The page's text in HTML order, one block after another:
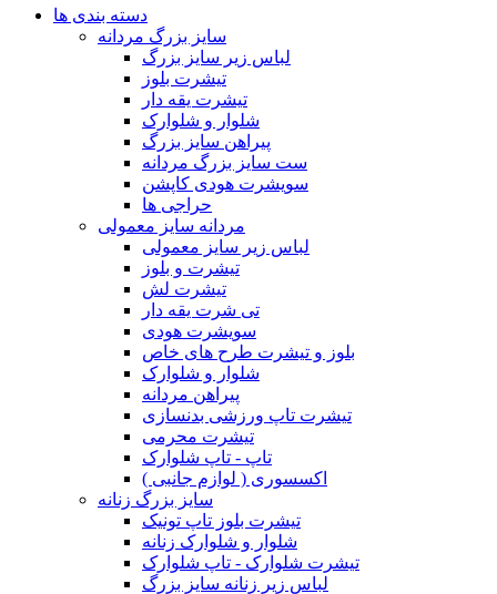
دسته بندی ها
سایز بزرگ مردانه
لباس زیر سایز بزرگ
تیشرت بلوز
تیشرت یقه دار
شلوار و شلوارک
پیراهن سایز بزرگ
ست سایز بزرگ مردانه
سویشرت هودی کاپشن
حراجی ها
مردانه سایز معمولی
لباس زیر سایز معمولی
تیشرت و بلوز
تیشرت لش
تی شرت یقه دار
سویشرت هودی
بلوز و تیشرت طرح های خاص
شلوار و شلوارک
پیراهن مردانه
تیشرت تاپ ورزشی بدنسازی
تیشرت محرمی
تاپ - تاپ شلوارک
اکسسوری ( لوازم جانبی )
سایز بزرگ زنانه
تیشرت بلوز تاپ تونیک
شلوار و شلوارک زنانه
تیشرت شلوارک - تاپ شلوارک
لباس زیر زنانه سایز بزرگ